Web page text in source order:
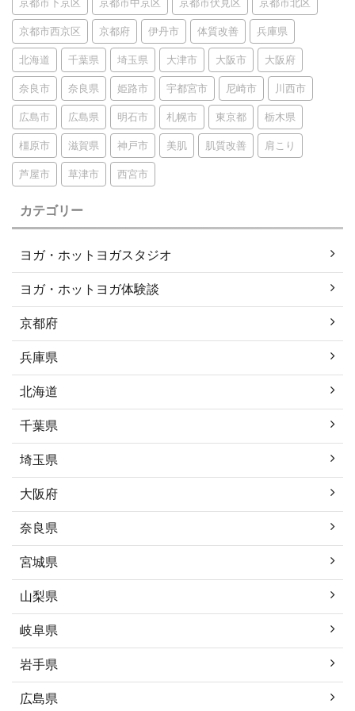
京都市西京区 京都府 伊丹市 体質改善 兵庫県
北海道 千葉県 埼玉県 大津市 大阪市 大阪府
奈良市 奈良県 姫路市 宇都宮市 尼崎市 川西市
広島市 広島県 明石市 札幌市 東京都 栃木県
橿原市 滋賀県 神戸市 美肌 肌質改善 肩こり
芦屋市 草津市 西宮市
カテゴリー
ヨガ・ホットヨガスタジオ
ヨガ・ホットヨガ体験談
京都府
兵庫県
北海道
千葉県
埼玉県
大阪府
奈良県
宮城県
山梨県
岐阜県
岩手県
広島県